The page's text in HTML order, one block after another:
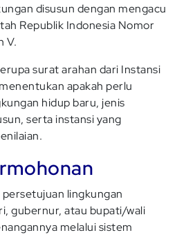
disusun dengan mengacu
Republik Indonesia Nomor
V.
surat arahan dari Instansi
apakah perlu
hidup baru, jenis
serta instansi yang
lingkungan
gubernur, atau bupati/wali
melalui sistem